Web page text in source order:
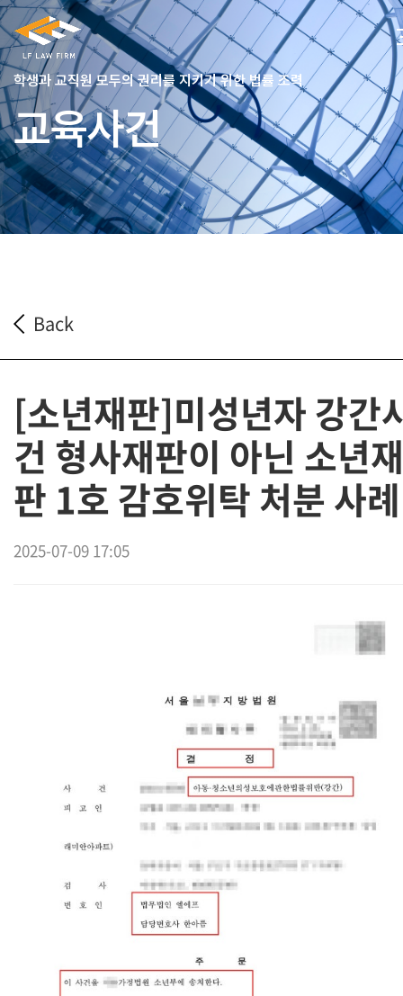
학생과 교직원 모두의 권리를 지키기 위한 법률 조력
교육사건
Back
[소년재판]미성년자 강간
건 형사재판이 아닌 소년재
판 1호 감호위탁 처분 사례
2025-07-09 17:05